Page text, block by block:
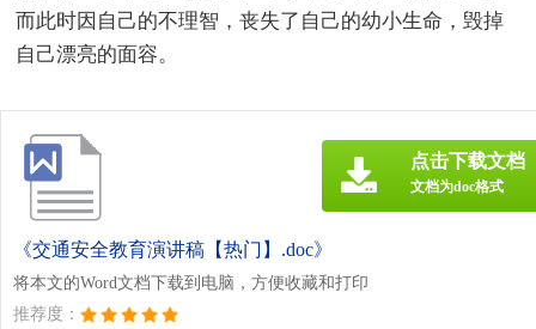
而此时因自己的不理智，丧失了自己的幼小生命，毁掉
自己漂亮的面容。
《交通安全教育演讲稿【热门】.doc》
将本文的Word文档下载到电脑，方便收藏和打印
推荐度：
点击下载文档
文档为doc格式